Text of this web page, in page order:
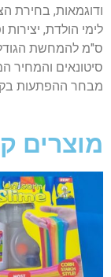
ודוגמאות, בחירת
ס"מ להמחשת
סיטונאים והמחיר
מבחר ההפתעות
מוצרים